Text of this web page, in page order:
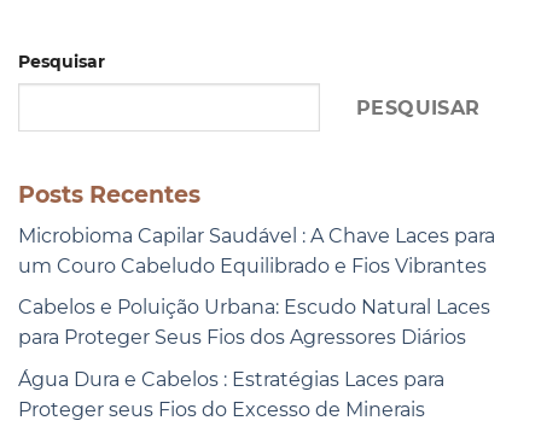
Pesquisar
PESQUISAR
Posts Recentes
Microbioma Capilar Saudável : A Chave Laces para
um Couro Cabeludo Equilibrado e Fios Vibrantes
Cabelos e Poluição Urbana: Escudo Natural Laces
para Proteger Seus Fios dos Agressores Diários
Água Dura e Cabelos : Estratégias Laces para
Proteger seus Fios do Excesso de Minerais